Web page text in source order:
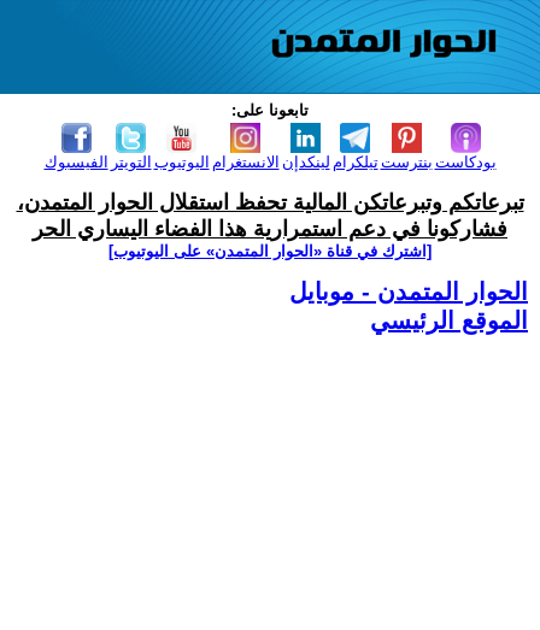
تابعونا على:
الفيسبوك التويتر اليوتيوب الانستغرام لينكدإن تيلكرامبنترست بودكاست
تبرعاتكم وتبرعاتكن المالية تحفظ استقلال الحوار المتمدن،
فشاركونا في دعم استمرارية هذا الفضاء اليساري الحر
[اشترك في قناة ‫«الحوار المتمدن» على اليوتيوب]
الحوار المتمدن - موبايل
الموقع الرئيسي